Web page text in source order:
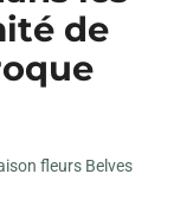
de
fleurs Belves